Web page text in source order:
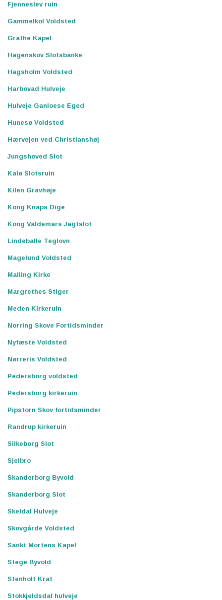
Fjenneslev ruin
Gammelkol Voldsted
Grathe Kapel
Hagenskov Slotsbanke
Hagsholm Voldsted
Harbovad Hulveje
Hulveje Ganloese Eged
Hunesø Voldsted
Hærvejen ved Christianshøj
Jungshoved Slot
Kalø Slotsruin
Kilen Gravhøje
Kong Knaps Dige
Kong Valdemars Jagtslot
Lindeballe Teglovn
Magelund Voldsted
Malling Kirke
Margrethes Stiger
Meden Kirkeruin
Norring Skove Fortidsminder
Nyfæste Voldsted
Nørreris Voldsted
Pedersborg voldsted
Pedersborg kirkeruin
Pipstorn Skov fortidsminder
Randrup kirkeruin
Silkeborg Slot
Sjelbro
Skanderborg Byvold
Skanderborg Slot
Skeldal Hulveje
Skovgårde Voldsted
Sankt Mortens Kapel
Stege Byvold
Stenholt Krat
Stokkjeldsdal hulveje